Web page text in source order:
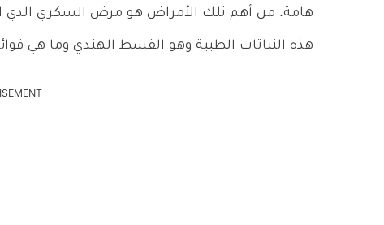
هامة. من أهم تلك الأمراض هو مرض السكري الذي
هذه النباتات الطبية وهو القسط الهندي وما هي